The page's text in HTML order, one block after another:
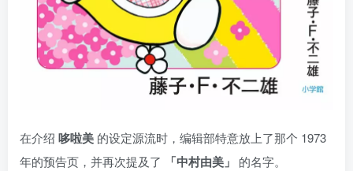
在介绍 哆啦美 的设定源流时，编辑部特意放上了那个 1973
年的预告页，并再次提及了
「中村由美」 的名字。